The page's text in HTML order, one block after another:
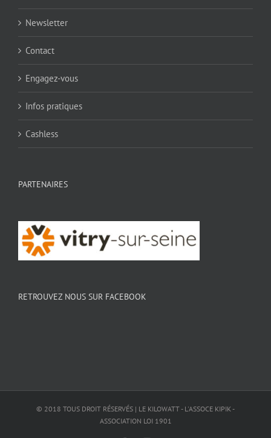
Newsletter
Contact
Engagez-vous
Infos pratiques
Cashless
PARTENAIRES
RETROUVEZ NOUS SUR FACEBOOK
© 2018 TOUS DROIT RÉSERVÉS | LE KILOWATT - L'ASSOCE KIPIK -
ASSOCIATION LOI 1901